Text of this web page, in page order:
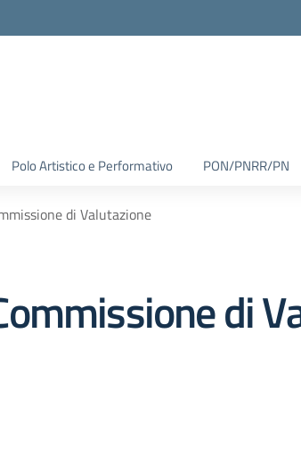
Polo Artistico e Performativo PON/PNRR/PN
di Valutazione
di